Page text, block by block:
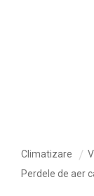
Climatizare
Perdele de aer